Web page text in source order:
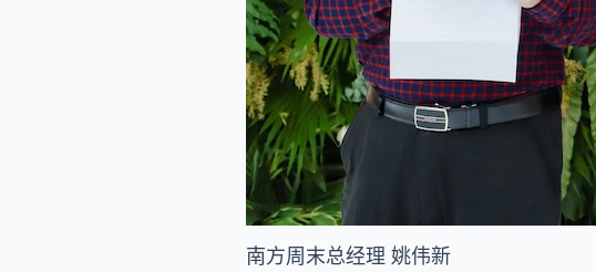
南方周末总经理 姚伟新